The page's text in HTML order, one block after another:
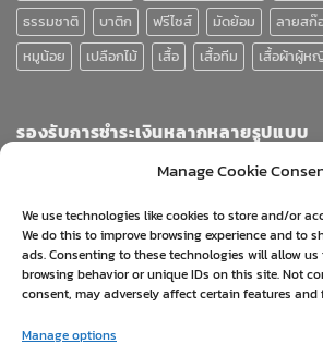
Manage Cookie
We use technologies like cookies to store and/or
We do this to improve browsing experience and to
ads. Consenting to these technologies will allow
browsing behavior or unique IDs on this site. Not
consent, may adversely affect certain features and
Manage options
ธรรมชาติ
บาติก ฟรีไซส์ มัดย้อม ลายสก๊
หมูน้อย
เปลือกไม้ เสื้อ เสื้อทีม เสื้อผ้าผู้ห
รองรับการชำระเงินหลากหลายรูปแบบ